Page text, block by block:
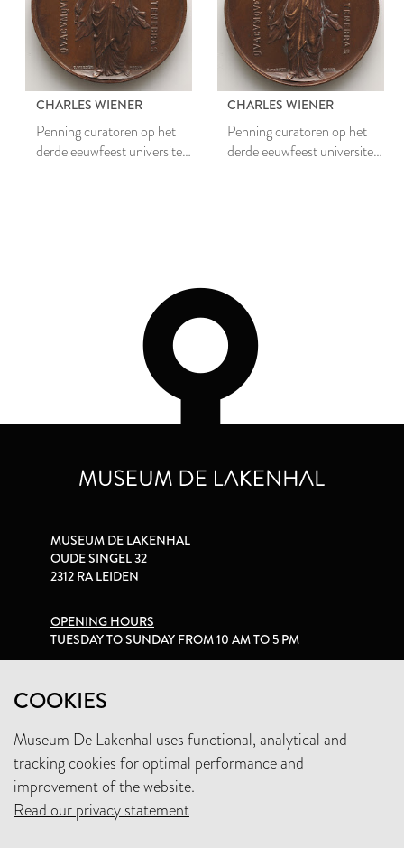
CHARLES WIENER
Penning curatoren op het
derde eeuwfeest universiteit
CHARLES WIENER
Penning curatoren op het
derde eeuwfeest universiteit
COOKIES
Museum De Lakenhal uses functional, analytical and
tracking cookies for optimal performance and
improvement of the website.
Read our privacy statement
MUSEUM DE LAKENHAL
OUDE SINGEL 32
2312 RA LEIDEN
OPENING HOURS
TUESDAY TO SUNDAY FROM 10 AM TO 5 PM
+31 (0)71 5165360
INFO@LAKENHAL.NL
SUPPORT THE MUSEUM